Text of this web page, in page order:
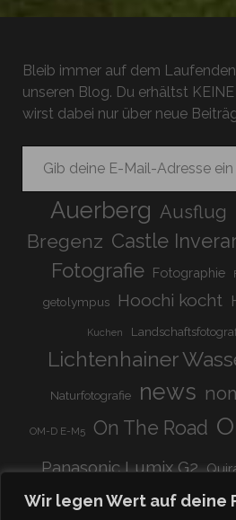
Wir legen Wert auf deine
Bleib immer auf dem
unseren Blog. Du erhältst
wirst dabei nur über neue
Gib deine E-Mail-Adresse ein ...
Auerberg Ausflug
Bregenz Castle
Fotografie Fotographie
getolympus Hoochi kocht
Kuchen
Lichtenhainer
Naturfotografie news
OM-D E-M5 On The Road
Panasonic Lumix G2
Rundreise schnell &